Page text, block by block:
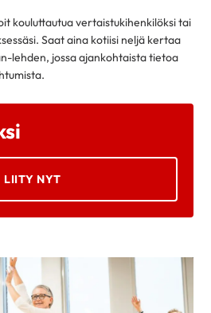
kouluttautua vertaistukihenkilöksi tai
Saat aina kotiisi neljä kertaa
lehden, jossa ajankohtaista tietoa
LIITY NYT